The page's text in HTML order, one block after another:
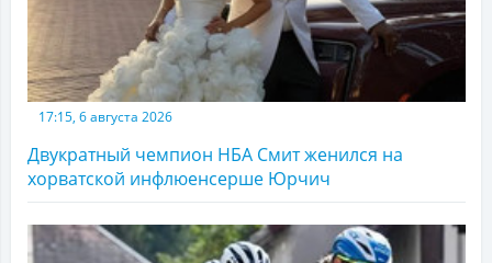
17:15, 6 августа 2026
Двукратный чемпион НБА Смит женился на
хорватской инфлюенсерше Юрчич